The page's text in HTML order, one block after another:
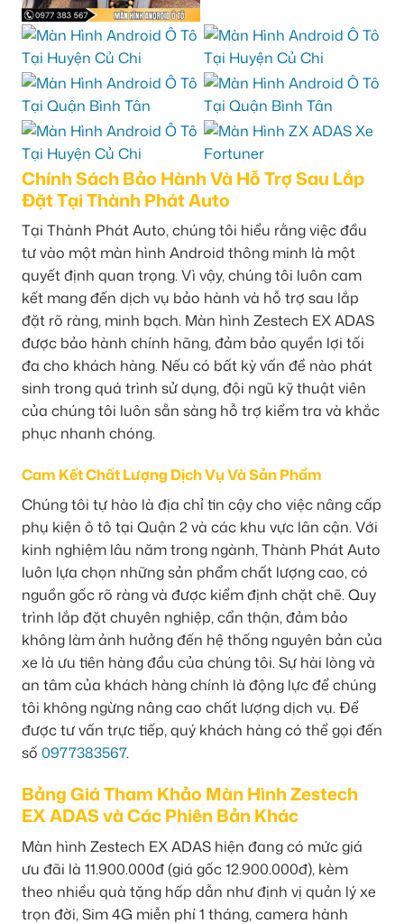
Chính Sách Bảo Hành Và Hỗ Trợ Sau Lắp
Đặt Tại Thành Phát Auto
Tại Thành Phát Auto, chúng tôi hiểu rằng việc đầu
tư vào một màn hình Android thông minh là một
quyết định quan trọng. Vì vậy, chúng tôi luôn cam
kết mang đến dịch vụ bảo hành và hỗ trợ sau lắp
đặt rõ ràng, minh bạch. Màn hình Zestech EX ADAS
được bảo hành chính hãng, đảm bảo quyền lợi tối
đa cho khách hàng. Nếu có bất kỳ vấn đề nào phát
sinh trong quá trình sử dụng, đội ngũ kỹ thuật viên
của chúng tôi luôn sẵn sàng hỗ trợ kiểm tra và khắc
phục nhanh chóng.
Cam Kết Chất Lượng Dịch Vụ Và Sản Phẩm
Chúng tôi tự hào là địa chỉ tin cậy cho việc nâng cấp
phụ kiện ô tô tại Quận 2 và các khu vực lân cận. Với
kinh nghiệm lâu năm trong ngành, Thành Phát Auto
luôn lựa chọn những sản phẩm chất lượng cao, có
nguồn gốc rõ ràng và được kiểm định chặt chẽ. Quy
trình lắp đặt chuyên nghiệp, cẩn thận, đảm bảo
không làm ảnh hưởng đến hệ thống nguyên bản của
xe là ưu tiên hàng đầu của chúng tôi. Sự hài lòng và
an tâm của khách hàng chính là động lực để chúng
tôi không ngừng nâng cao chất lượng dịch vụ. Để
được tư vấn trực tiếp, quý khách hàng có thể gọi đến
số 0977383567.
Bảng Giá Tham Khảo Màn Hình Zestech
EX ADAS và Các Phiên Bản Khác
Màn hình Zestech EX ADAS hiện đang có mức giá
ưu đãi là 11.900.000đ (giá gốc 12.900.000đ), kèm
theo nhiều quà tặng hấp dẫn như định vị quản lý xe
trọn đời, Sim 4G miễn phí 1 tháng, camera hành